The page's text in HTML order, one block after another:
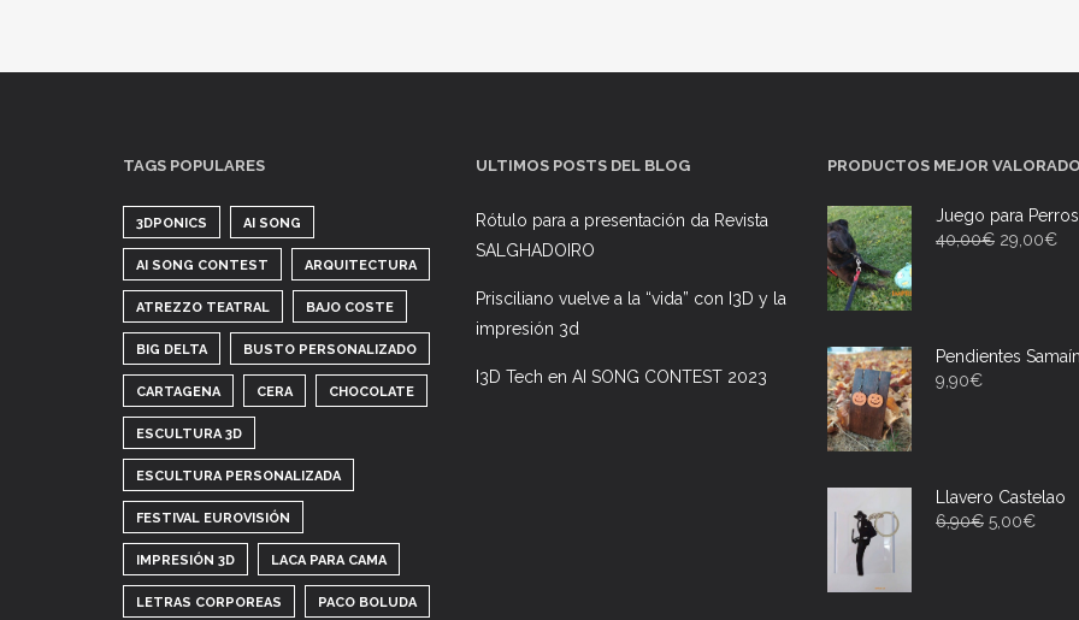
TAGS POPULARES
3DPONICS AI SONG
AI SONG CONTEST ARQUITECTURA
ATREZZO TEATRAL BAJO COSTE
BIG DELTA BUSTO PERSONALIZADO
CARTAGENA CERA CHOCOLATE
ESCULTURA 3D
ESCULTURA PERSONALIZADA
FESTIVAL EUROVISIÓN
IMPRESIÓN 3D LACA PARA CAMA
LETRAS CORPOREAS PACO BOLUDA
ULTIMOS POSTS DEL BLOG
Rótulo para a presentación da Revista
SALGHADOIRO
Prisciliano vuelve a la “vida” con I3D y la
impresión 3d
I3D Tech en AI SONG CONTEST 2023
PRODUCTOS MEJOR
Juego para Perros
40,00€ 29,00€
Pendientes Samaín
9,90€
Llavero Castelao
6,90€ 5,00€